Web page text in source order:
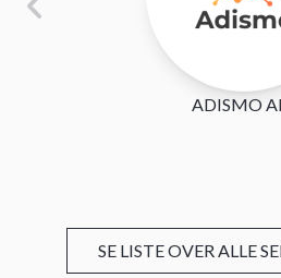
ADISMO
SE LISTE OVER ALLE